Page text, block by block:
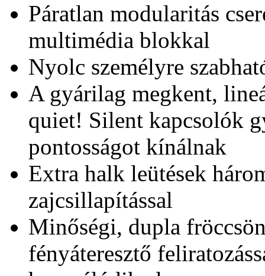
Páratlan modularitás
multimédia blokkal
Nyolc személyre
A gyárilag megkent,
quiet! Silent kapcsolók
pontosságot kínálnak
Extra halk leütések
zajcsillapítással
Minőségi, dupla
fényáteresztő